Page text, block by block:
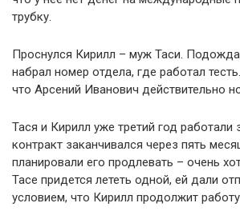
трубку.
Проснулся Кирилл – муж Таси.
набрал номер отдела, где работал
что Арсений Иванович действительно
Тася и Кирилл уже третий год работали
контракт заканчивался через пять
планировали его продлевать – очень
Тасе придется лететь одной, ей дали
условием, что Кирилл продолжит